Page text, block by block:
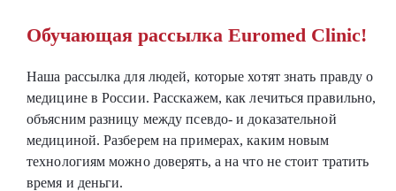
Обучающая рассылка Euromed Clinic!
Наша рассылка для людей, которые хотят знать правду о
медицине в России. Расскажем, как лечиться правильно,
объясним разницу между псевдо- и доказательной
медициной. Разберем на примерах, каким новым
технологиям можно доверять, а на что не стоит тратить
время и деньги.